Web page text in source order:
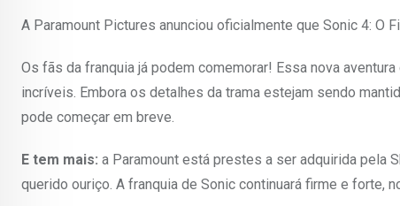
A Paramount Pictures anunciou oficialmente que Sonic 4: O
Os fãs da franquia já podem comemorar! Essa nova
incríveis. Embora os detalhes da trama estejam sendo
pode começar em breve.
E tem mais: a Paramount está prestes a ser adquirida pela
querido ouriço. A franquia de Sonic continuará firme e forte,